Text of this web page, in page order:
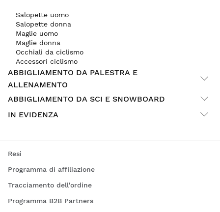
Salopette uomo
Salopette donna
Maglie uomo
Maglie donna
Occhiali da ciclismo
Accessori ciclismo
ABBIGLIAMENTO DA PALESTRA E
ALLENAMENTO
ABBIGLIAMENTO DA SCI E SNOWBOARD
IN EVIDENZA
Resi
Programma di affiliazione
Tracciamento dell'ordine
Programma B2B Partners